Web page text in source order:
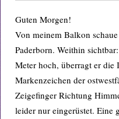
Guten Morgen!
Von meinem Balkon
Paderborn. Weithin
Meter hoch, überragt er die
Markenzeichen der
Zeigefinger Richtung
leider nur eingerüstet. Eine